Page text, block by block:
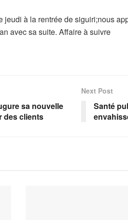
jeudi à la rentrée de siguiri;nous
avec sa suite. Affaire à suivre
sa nouvelle
des clients
Next Post
Santé